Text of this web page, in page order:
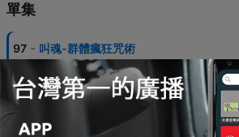
單集
97 - 叫魂-群體瘋狂咒術
03 Sep 2025
96 - 夢想魔法變現術
20 Aug 2025